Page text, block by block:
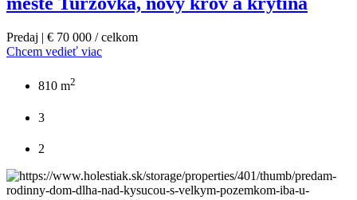
Predaj | € 70 000 / celkom
Chcem vedieť viac
810 m2
3
2